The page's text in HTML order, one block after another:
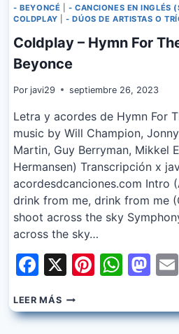
- BEYONCÉ - CANCIONES EN INGLÉS
COLDPLAY |- DÚOS DE ARTISTAS O
Coldplay – Hymn For
Beyonce
Por javi29 septiembre 26, 2023
Letra y acordes de Hymn For
music by Will Champion,
Martin, Guy Berryman, Mikkel
Hermansen) Transcripción x
acordesdcanciones.com Intro
drink from me, drink from me
shoot across the sky
across the sky…
Facebook
X
LEER MÁSCOLDPLAY
–
HYMN